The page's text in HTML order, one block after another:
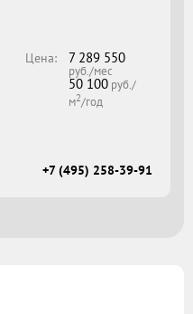
Цена: 7 289 550
руб./мес
50 100 руб./
м2/год
+7 (495) 258-39-91